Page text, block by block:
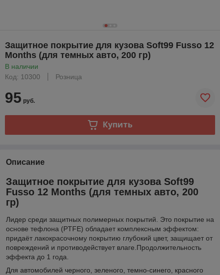
Защитное покрытие для кузова Soft99 Fusso 12
Months (для темных авто, 200 гр)
В наличии
Код: 10300
Розница
95 руб.
Купить
Описание
Защитное покрытие для кузова Soft99
Fusso 12 Months (для темных авто, 200
гр)
Лидер среди защитных полимерных покрытий. Это покрытие на
основе тефлона (PTFE) обладает комплексным эффектом:
придаёт лакокрасочному покрытию глубокий цвет, защищает от
повреждений и противодействует влаге.Продолжительность
эффекта до 1 года.
Для автомобилей черного, зеленого, темно-синего, красного